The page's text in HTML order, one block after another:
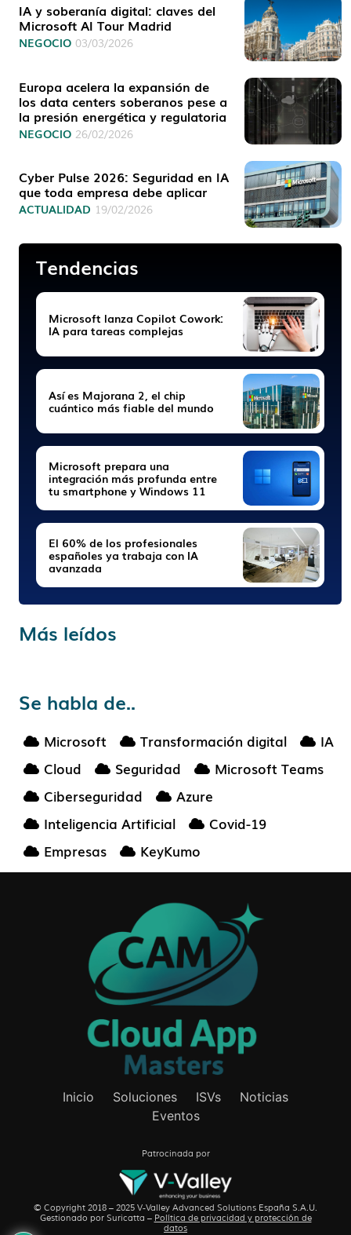
IA y soberanía digital: claves del
Microsoft AI Tour Madrid
NEGOCIO 03/03/2026
Europa acelera la expansión de
los data centers soberanos pese a
la presión energética y regulatoria
NEGOCIO 26/02/2026
Cyber Pulse 2026: Seguridad en IA
que toda empresa debe aplicar
ACTUALIDAD 19/02/2026
Tendencias
Microsoft lanza Copilot Cowork:
IA para tareas complejas
Así es Majorana 2, el chip
cuántico más fiable del mundo
Microsoft prepara una
integración más profunda entre
tu smartphone y Windows 11
El 60% de los profesionales
españoles ya trabaja con IA
avanzada
Más leídos
Se habla de..
Microsoft Transformación digital
IA
Cloud
Seguridad
Microsoft Teams
Ciberseguridad
Azure
Inteligencia Artificial
Covid-19
Empresas
KeyKumo
Inicio Soluciones ISVs
Noticias
Eventos
Patrocinada por
© Copyright 2018 – 2025 V-Valley Advanced Solutions España S.A.U.
Gestionado por Suricatta – Política de privacidad y protección de
datos